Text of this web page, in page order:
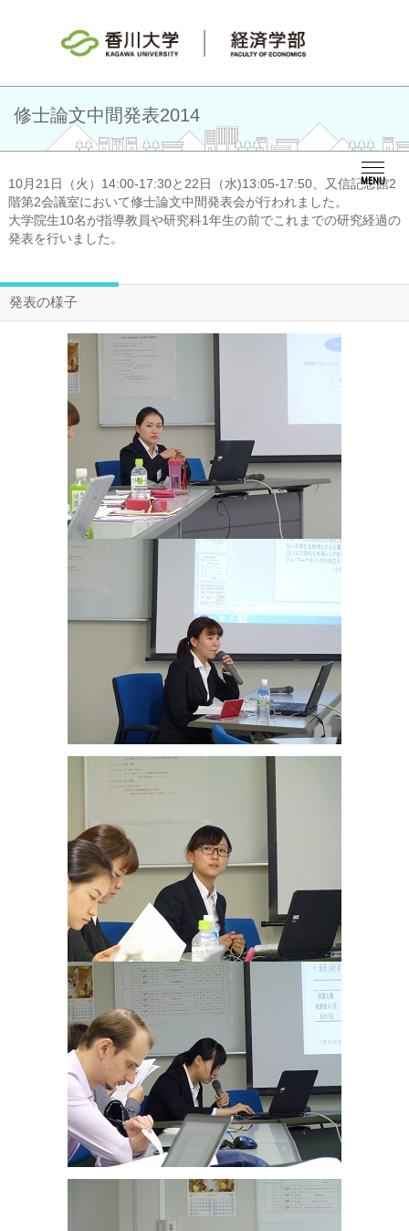
MENU
修士論文中間発表2014
10月21日（火）14:00-17:30と22日（水)13:05-17:50、又信記念館2
階第2会議室において修士論文中間発表会が行われました。
大学院生10名が指導教員や研究科1年生の前でこれまでの研究経過の
発表を行いました。
発表の様子